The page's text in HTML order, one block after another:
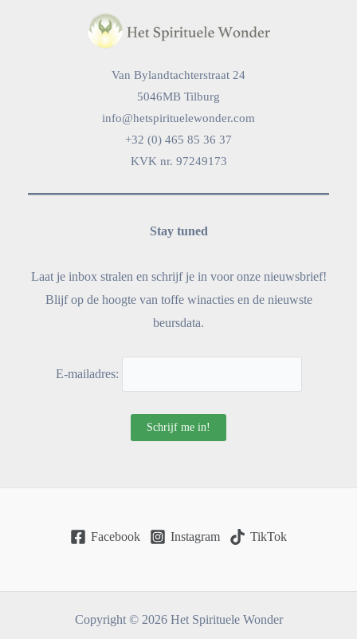
Van Bylandtachterstraat 24
5046MB Tilburg
info@hetspirituelewonder.com
+32 (0) 465 85 36 37
KVK nr. 97249173
Stay tuned
Laat je inbox stralen en schrijf je in voor onze nieuwsbrief!
Blijf op de hoogte van toffe winacties en de nieuwste
beursdata.
E-mailadres:
Facebook Instagram TikTok
Copyright © 2026 Het Spirituele Wonder